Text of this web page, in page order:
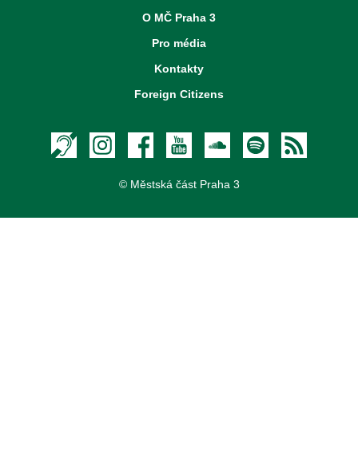
O MČ Praha 3
Pro média
Kontakty
Foreign Citizens
Textový hovor s přepisem
InstagramFacebookYoutube Soundcloud
SpotifyRSS
© Městská část Praha 3